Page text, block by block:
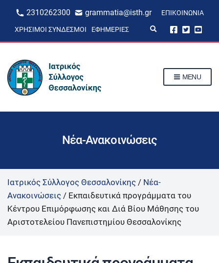
2310262300 grammatia@isth.gr ΕΠΙΚΟΙΝΩΝΊΑ
ΧΡΉΣΙΜΟΙ ΣΎΝΔΕΣΜΟΙ ΕΦΗΜΕΡΊΕΣ
p
m
MENU
Νέα-Ανακοινώσεις
Ιατρικός Σύλλογος Θεσσαλονίκης / Νέα-
Ανακοινώσεις / Εκπαιδευτικά προγράμματα του
Κέντρου Επιμόρφωσης και Διά Βίου Μάθησης του
Αριστοτελείου Πανεπιστημίου Θεσσαλονίκης